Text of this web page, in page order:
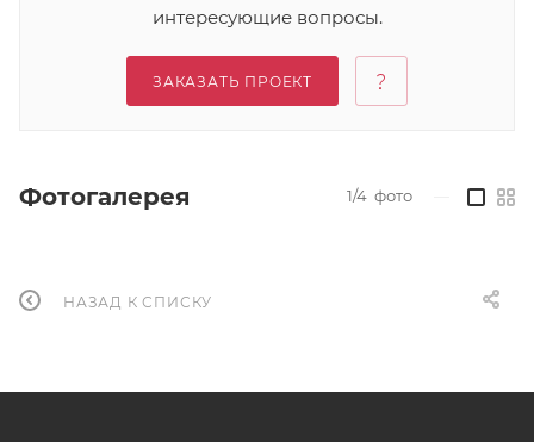
интересующие вопросы.
ЗАКАЗАТЬ ПРОЕКТ
Фотогалерея 1/4 фото
НАЗАД К СПИСКУ